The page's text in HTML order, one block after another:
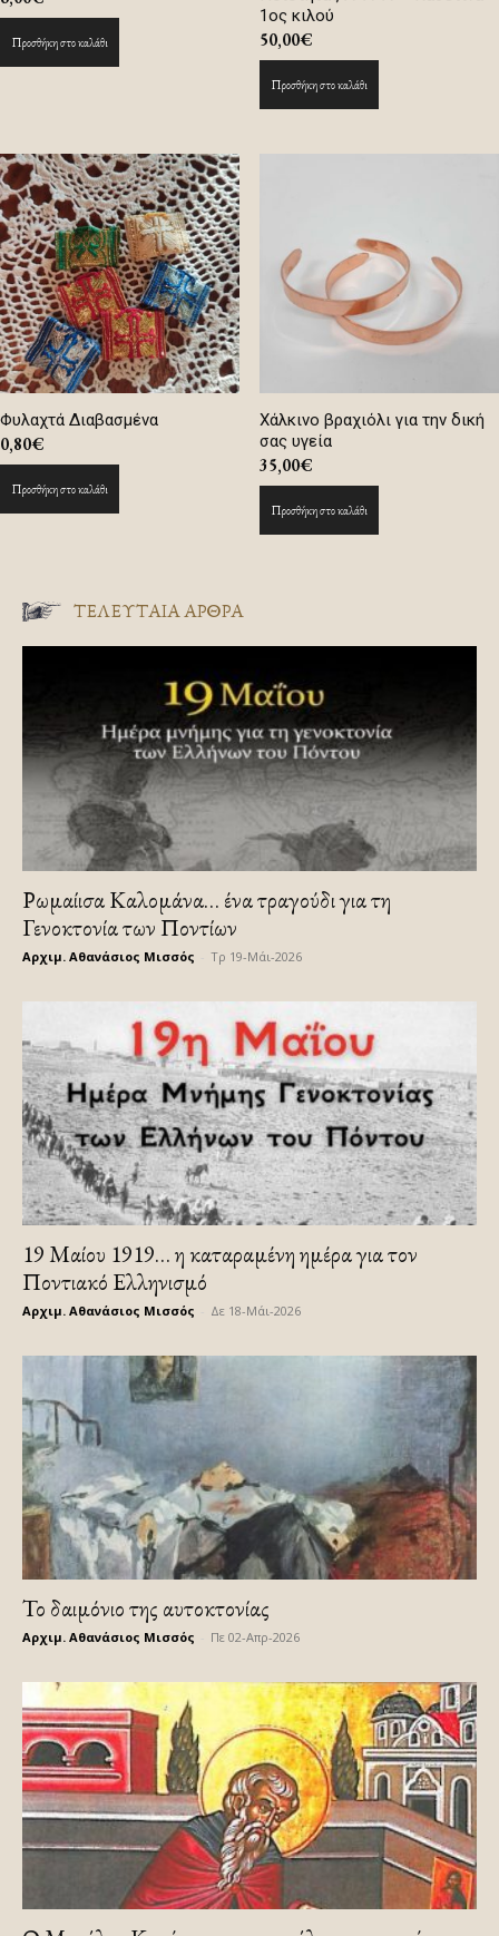
Προσθήκη στο καλάθι
1ος κιλού
50,00€
Προσθήκη στο καλάθι
Φυλαχτά Διαβασμένα
0,80€
Προσθήκη στο καλάθι
Χάλκινο βραχιόλι για την δική
σας υγεία
35,00€
Προσθήκη στο καλάθι
ΤΕΛΕΥΤΑΙΑ ΑΡΘΡΑ
Ρωμαίισα Καλομάνα… ένα τραγούδι για τη
Γενοκτονία των Ποντίων
Αρχιμ. Αθανάσιος Μισσός Τρ 19-Μάι-2026
19 Μαίου 1919… η καταραμένη ημέρα για τον
Ποντιακό Ελληνισμό
Αρχιμ. Αθανάσιος Μισσός Δε 18-Μάι-2026
Το δαιμόνιο της αυτοκτονίας
Αρχιμ. Αθανάσιος Μισσός Πε 02-Απρ-2026